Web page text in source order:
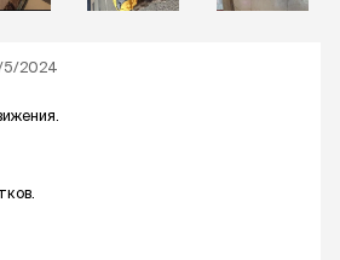
5/2024